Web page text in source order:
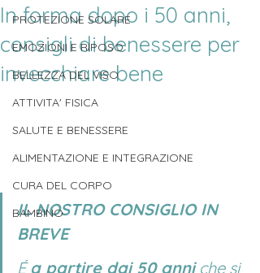
PROTEZIONE SOLARE
EMOZIONI E RIPOSO
BELLEZZA DEL VISO
ATTIVITA' FISICA
SALUTE E BENESSERE
ALIMENTAZIONE E INTEGRAZIONE
CURA DEL CORPO
BAMBINO
In forma dopo i 50 anni,
consigli di benessere per
invecchiare bene
IL NOSTRO CONSIGLIO IN
BREVE
É a partire dai 50 anni che si